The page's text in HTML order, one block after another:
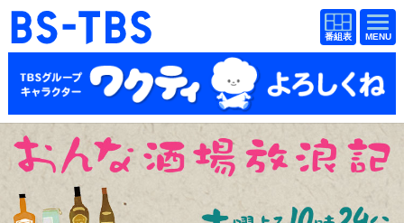
BS-TBS
番組
表
BS-TBS
番組
表
ドラマ 映画
紀行 報道
教養 スポーツ